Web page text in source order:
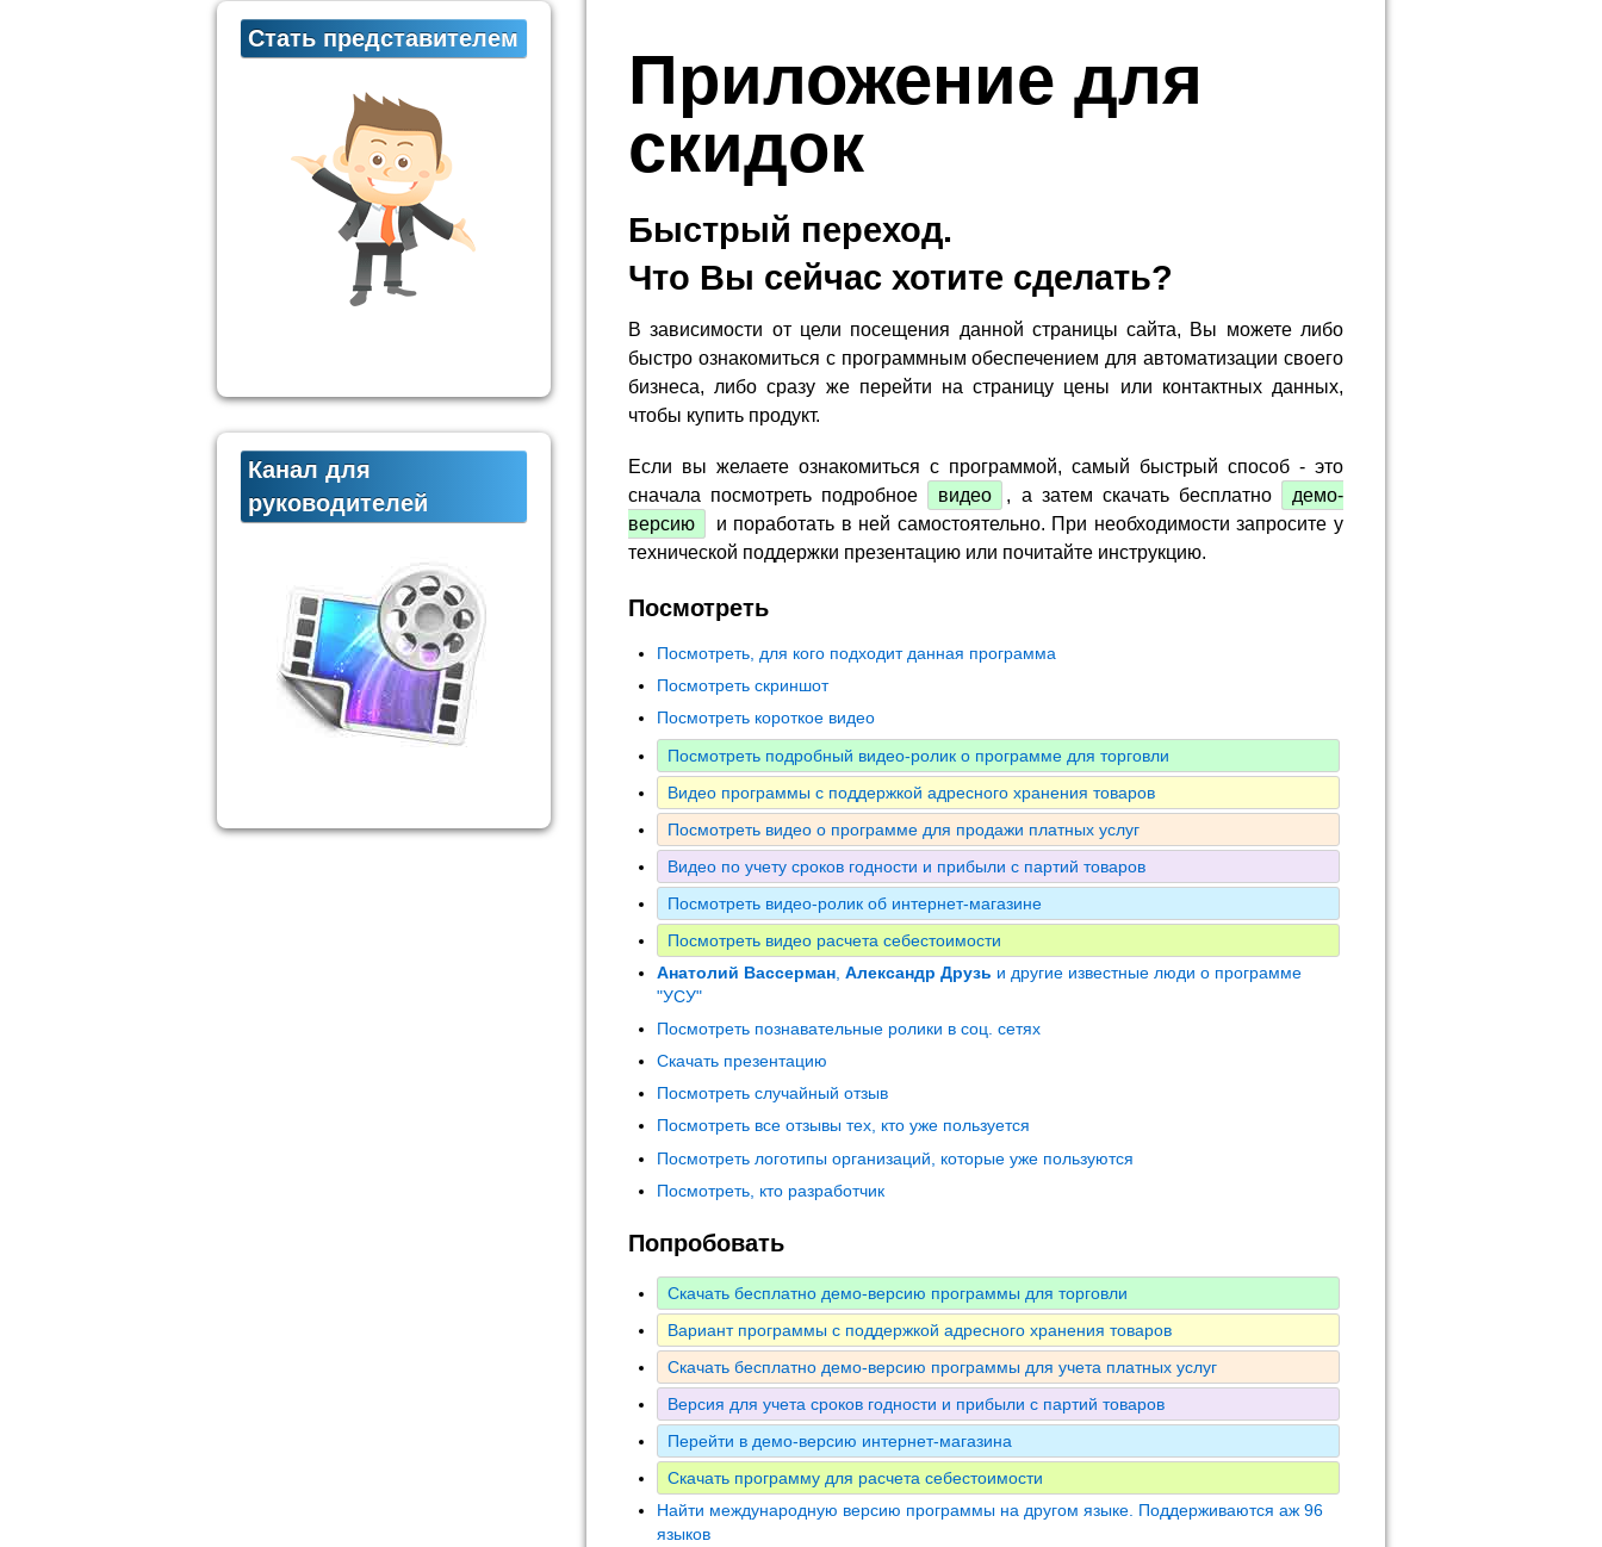
Приложение для
скидок
Быстрый переход.
Что Вы сейчас хотите сделать?
В зависимости от цели посещения данной страницы сайта, Вы можете либо
быстро ознакомиться с программным обеспечением для автоматизации своего
бизнеса, либо сразу же перейти на страницу цены или контактных данных,
чтобы купить продукт.
Если вы желаете ознакомиться с программой, самый быстрый способ - это
сначала посмотреть подробное
видео , а затем скачать бесплатно
демо-
версию
и поработать в ней самостоятельно. При необходимости запросите у
технической поддержки презентацию или почитайте инструкцию.
Посмотреть
Посмотреть, для кого подходит данная программа
Посмотреть скриншот
Посмотреть короткое видео
Посмотреть подробный видео-ролик о программе для торговли
Видео программы с поддержкой адресного хранения товаров
Посмотреть видео о программе для продажи платных услуг
Видео по учету сроков годности и прибыли с партий товаров
Посмотреть видео-ролик об интернет-магазине
Посмотреть видео расчета себестоимости
Анатолий Вассерман Александр Друзь и другие известные люди о программе
"УСУ"
Посмотреть познавательные ролики в соц. сетях
Скачать презентацию
Посмотреть случайный отзыв
Посмотреть все отзывы тех, кто уже пользуется
Посмотреть логотипы организаций, которые уже пользуются
Посмотреть, кто разработчик
Попробовать
Скачать бесплатно демо-версию программы для торговли
Вариант программы с поддержкой адресного хранения товаров
Скачать бесплатно демо-версию программы для учета платных услуг
Версия для учета сроков годности и прибыли с партий товаров
Перейти в демо-версию интернет-магазина
Скачать программу для расчета себестоимости
Найти международную версию программы на другом языке. Поддерживаются аж 96
языков
Стать представителем
Канал для
руководителей